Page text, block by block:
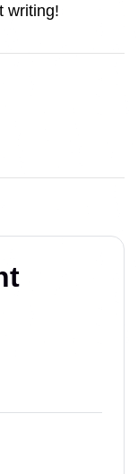
writing!